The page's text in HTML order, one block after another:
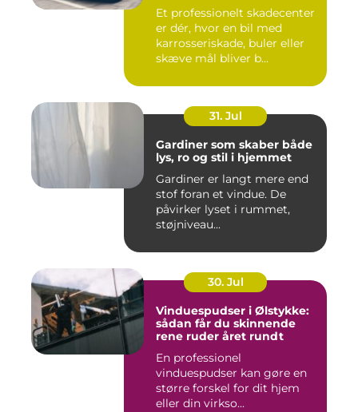
Et professionelt skadecenter
er dér, hvor en bil med
karrosseriskade, buler eller
skæve mål bliver b...
31. Jul
Gardiner som skaber både
lys, ro og stil i hjemmet
Gardiner er langt mere end
stof foran et vindue. De
påvirker lyset i rummet,
støjniveau...
30. Jul
Vinduespudser i Ølstykke:
sådan får du skinnende
rene ruder året rundt
En professionel
vinduespudser kan gøre en
større forskel for dit hjem
eller din virkso...